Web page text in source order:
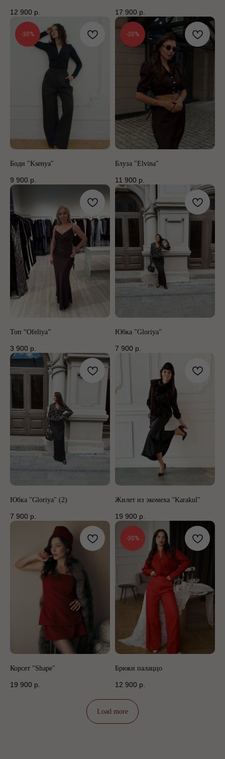
12 900 р. 17 900 р.
-30%
Боди "Ksenya"
9 900 р.
-30%
Блуза "Elvina"
11 900 р.
Топ “Ofeliya”
3 900 р.
Юбка "Gloriya"
7 900 р.
Юбка "Gloriya" (2)
7 900 р.
Жилет из экомеха "Karakul"
19 900 р.
Корсет "Shape"
19 900 р.
-30%
Брюки палаццо
12 900 р.
Load more